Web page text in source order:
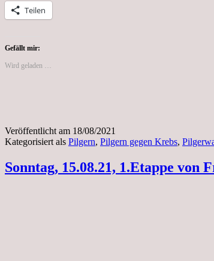
Teilen
Gefällt mir:
Wird geladen …
Veröffentlicht am 18/08/2021
Kategorisiert als Pilgern, Pilgern gegen Krebs,
Sonntag, 15.08.21, 1.Etappe